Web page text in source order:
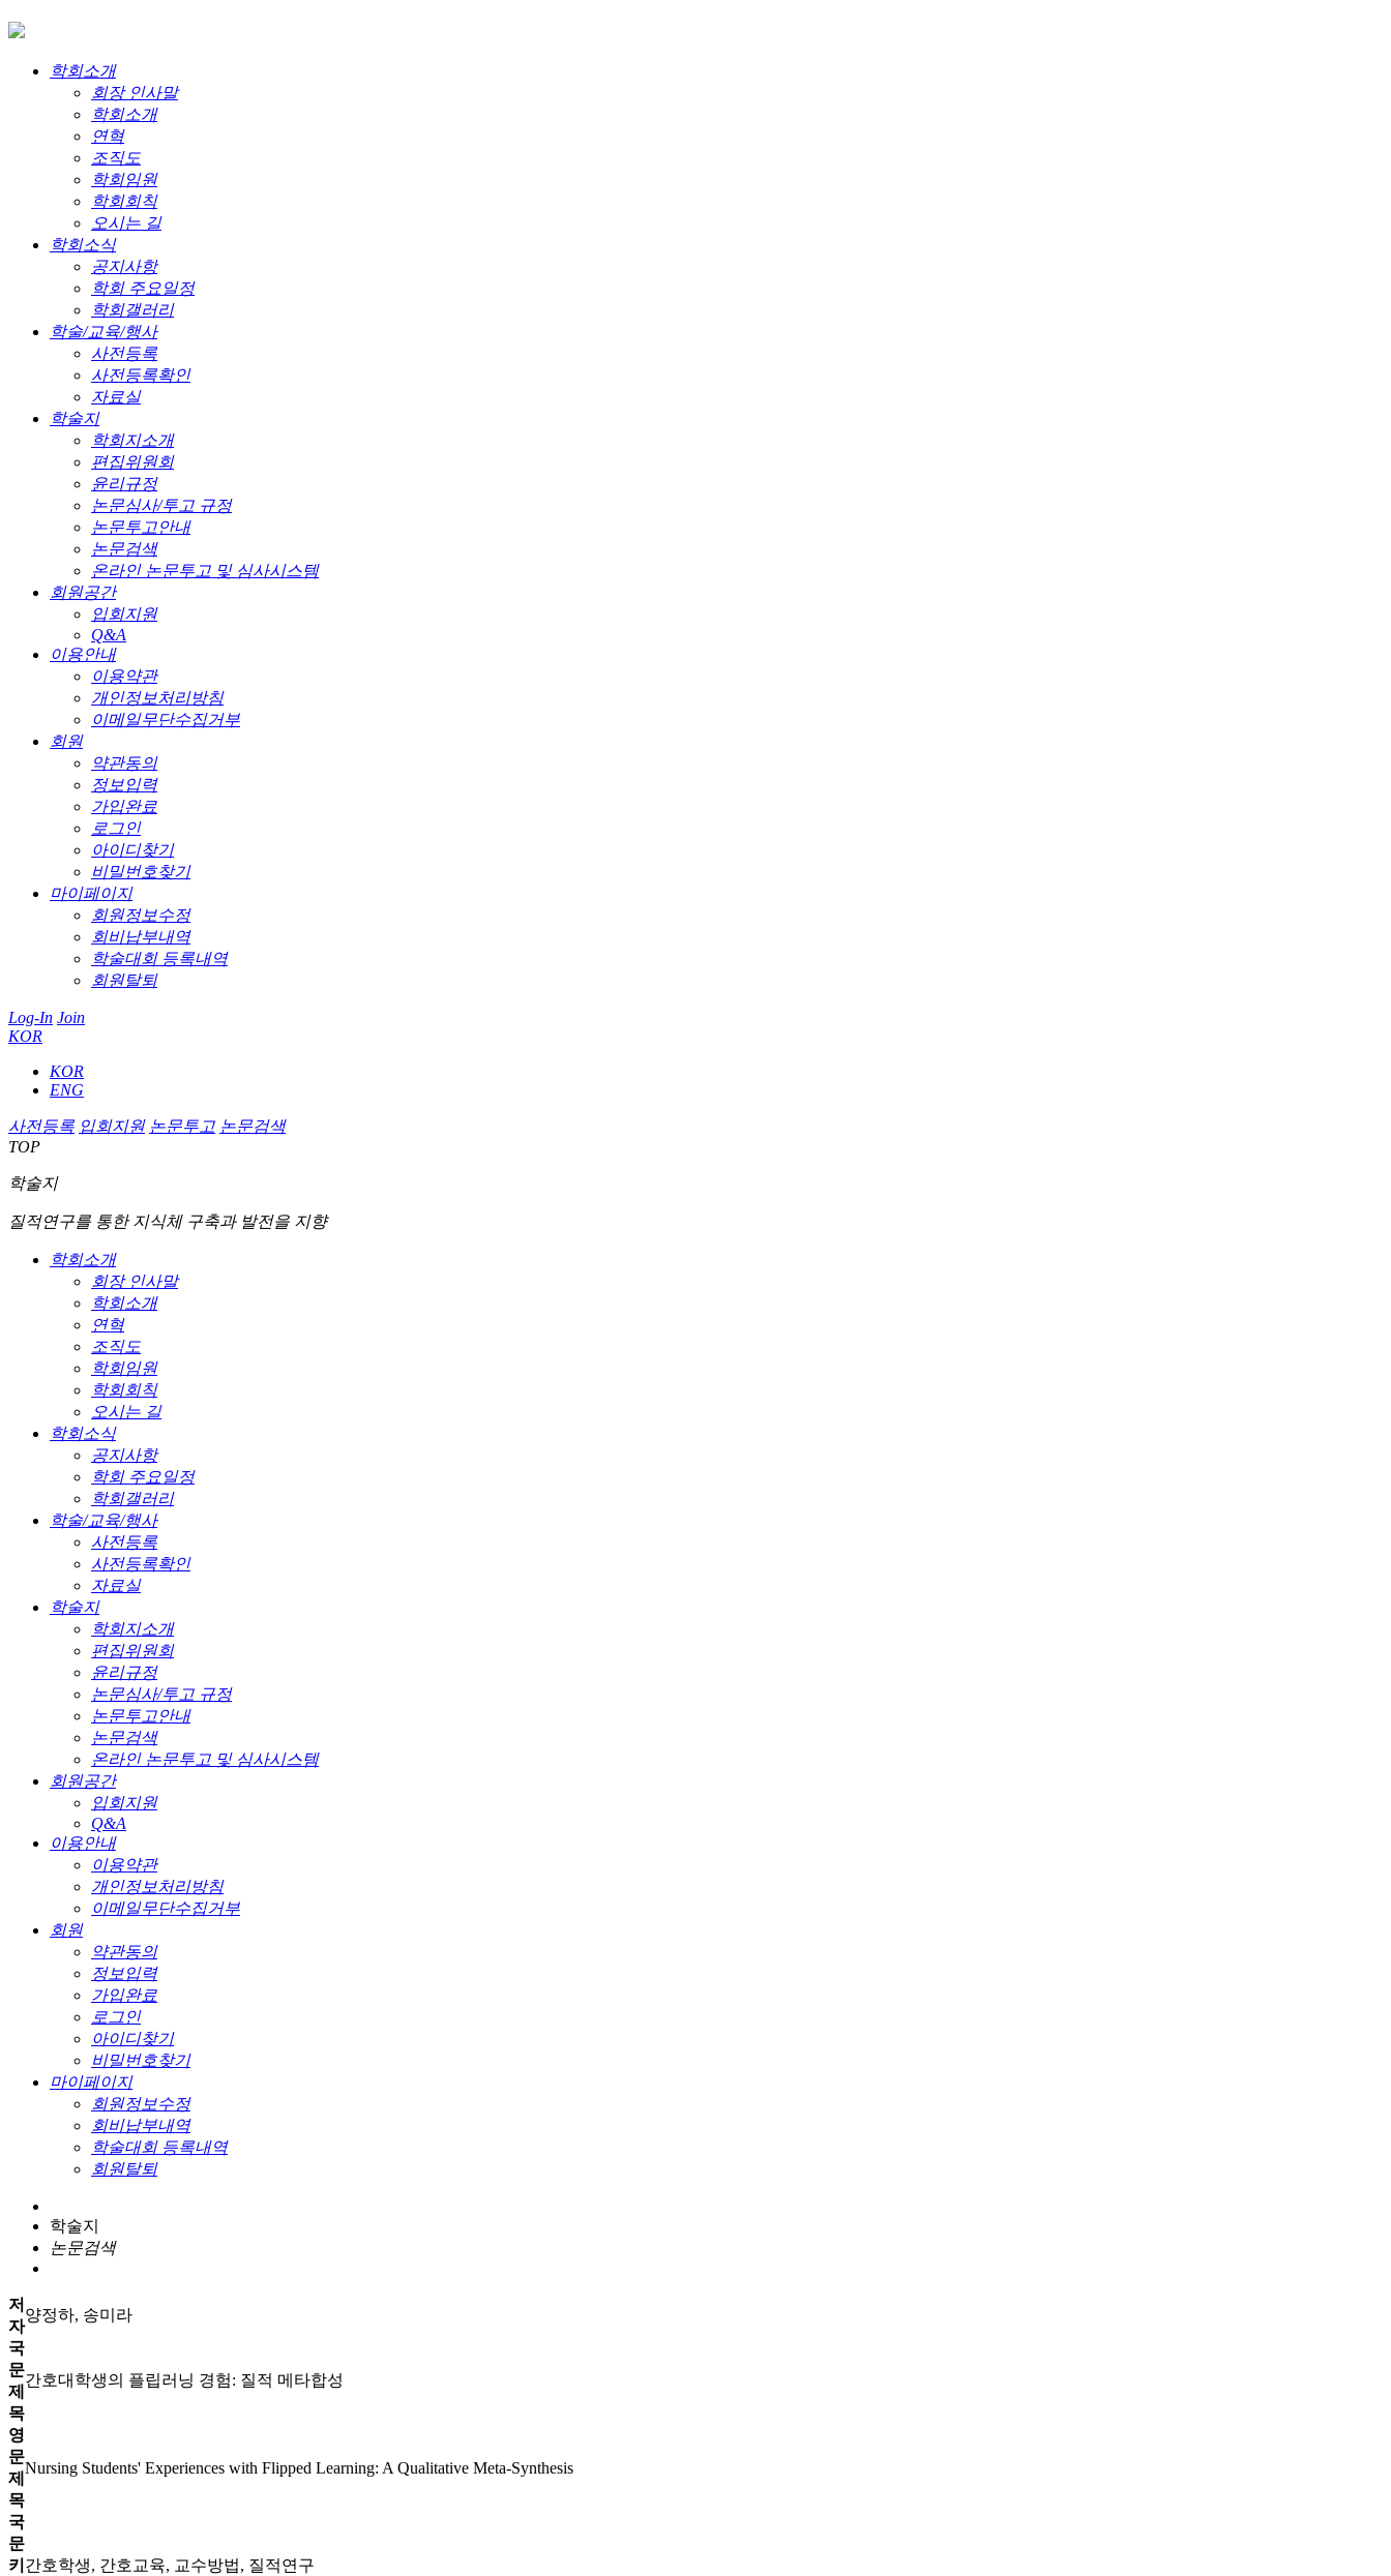
학회소개
회장 인사말
학회소개
연혁
조직도
학회임원
학회회칙
오시는 길
학회소식
공지사항
학회 주요일정
학회갤러리
학술/교육/행사
사전등록
사전등록확인
자료실
학술지
학회지소개
편집위원회
윤리규정
논문심사/투고 규정
논문투고안내
논문검색
온라인 논문투고 및 심사시스템
회원공간
입회지원
Q&A
이용안내
이용약관
개인정보처리방침
이메일무단수집거부
회원
약관동의
정보입력
가입완료
로그인
아이디찾기
비밀번호찾기
마이페이지
회원정보수정
회비납부내역
학술대회 등록내역
회원탈퇴
Log-In Join
KOR
KOR
ENG
사전등록 입회지원 논문투고 논문검색
TOP
학술지
질적연구를 통한 지식체 구축과 발전을 지향
학회소개
회장 인사말
학회소개
연혁
조직도
학회임원
학회회칙
오시는 길
학회소식
공지사항
학회 주요일정
학회갤러리
학술/교육/행사
사전등록
사전등록확인
자료실
학술지
학회지소개
편집위원회
윤리규정
논문심사/투고 규정
논문투고안내
논문검색
온라인 논문투고 및 심사시스템
회원공간
입회지원
Q&A
이용안내
이용약관
개인정보처리방침
이메일무단수집거부
회원
약관동의
정보입력
가입완료
로그인
아이디찾기
비밀번호찾기
마이페이지
회원정보수정
회비납부내역
학술대회 등록내역
회원탈퇴
학술지
논문검색
저
자
양정하, 송미라
국
문
제
목
간호대학생의 플립러닝 경험: 질적 메타합성
영
문
제
목
Nursing Students' Experiences with Flipped Learning: A Qualitative Meta-Synthesis
국
문
키 간호학생, 간호교육, 교수방법, 질적연구